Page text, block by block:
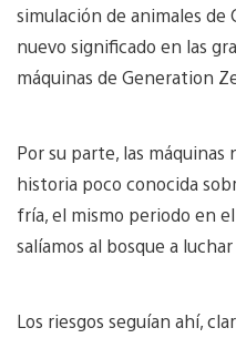
simulación de animales
nuevo significado en las
máquinas de Generation
Por su parte, las máquinas
historia poco conocida
fría, el mismo periodo en
salíamos al bosque a
Los riesgos seguían ahí,